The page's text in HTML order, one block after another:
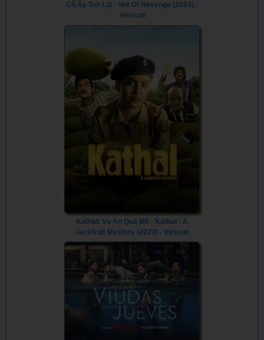
Cô Ấy Trở Lại - Veil Of Revenge (2024) -
Vietsub
Kathal: Vụ Án Quả Mít - Kathal - A
Jackfruit Mystery (2023) - Vietsub